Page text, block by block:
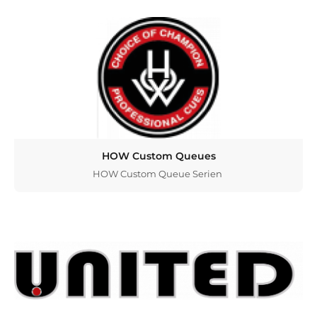
HOW Custom Queues
HOW Custom Queue Serien